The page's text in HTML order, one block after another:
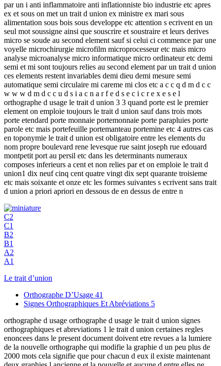
par un i anti inflammatoire anti inflationniste bio industrie etc apres
ex et sous on met un trait d union ex ministre ex mari sous
alimentation sous bois sous developpe etc attention s ecrivent en un
seul mot soussigne ainsi que souscrire et soustraire et leurs derives
micro se soude au second element sauf si celui ci commence par une
voyelle microchirurgie microfilm microprocesseur etc mais micro
analyse microanalyse micro informatique micro ordinateur etc demi
semi et mi sont toujours relies au second element par un trait d union
ces elements restent invariables demi dieu demi mesure semi
automatique semi circulaire mi careme mi clos etc a c c q d m d c c
w w w d m d c c u d s i a c n a r f e d s e c i c r e x e s e l
orthographe d usage le trait d union 3 3 quand porte est le premier
element on emploie toujours le trait d union sauf dans trois mots
porte etendard porte monnaie portemonnaie porte parapluies porte
parole etc mais portefeuille portemanteau portemine etc 4 autres cas
en toponymie le trait d union est obligatoire entre les elements du
nom propre boulevard rene levesque rue saint joseph rue edouard
montpetit port au persil etc dans les determinants numeraux
composes inferieurs a cent et non relies par et on emploie le trait d
union1 dix neuf cinq cent quatre vingt dix sept quarante troisieme
etc mais soixante et onze etc les formes suivantes s ecrivent sans trait
d union a priori apriori en dessous de en dessus de entre n
C2
C1
B2
B1
A2
A1
Le trait d’union
Orthographe D’Usage 41
Signes Orthographiques Et Abréviations 5
orthographe d usage orthographe d usage le trait d union signes
orthographiques et abreviations 1 le trait d union certaines regles
enoncees dans le present document doivent etre revues a la lumiere
de la nouvelle orthographe qui modifie la graphie d un peu plus de
2000 mots cela signifie que pour chacun d eux il existe maintenant